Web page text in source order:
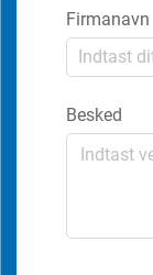
Firmanavn
Besked